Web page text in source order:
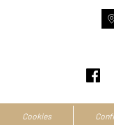
Cookies